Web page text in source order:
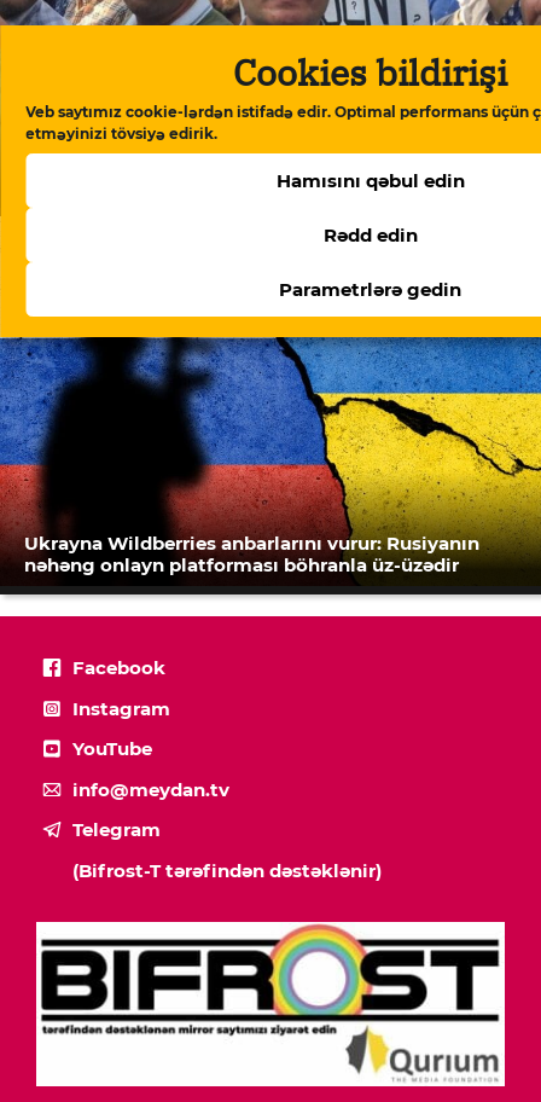
Cookies bildirişi
Veb saytımız cookie-lərdən istifadə edir. Optimal performans üçün
etməyinizi tövsiyə edirik.
Hamısını qəbul edin
Rədd edin
Parametrlərə gedin
Həbsdə olan ictimai fəalın cəzası ağırlaşdırılıb
Ukrayna Wildberries anbarlarını vurur: Rusiyanın
nəhəng onlayn platforması böhranla üz-üzədir
Facebook
Instagram
YouTube
info@meydan.tv
Telegram
(Bifrost-T tərəfindən dəstəklənir)